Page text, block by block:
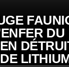
DU